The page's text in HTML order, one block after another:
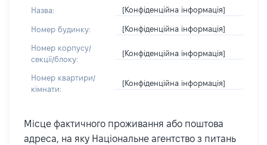
Назва: [Конфіденційна інформація]
Номер будинку: [Конфіденційна інформація]
Номер корпусу/
секції/блоку:
[Конфіденційна інформація]
Номер квартири/
кімнати:
[Конфіденційна інформація]
Місце фактичного проживання або поштова
адреса, на яку Національне агентство з питань